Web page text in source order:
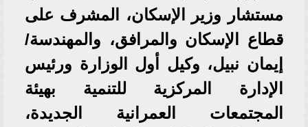
مستشار وزير الإسكان، المشرف على
قطاع الإسكان والمرافق، والمهندسة/
إيمان نبيل، وكيل أول الوزارة ورئيس
الإدارة المركزية للتنمية بهيئة
المجتمعات العمرانية الجديدة،